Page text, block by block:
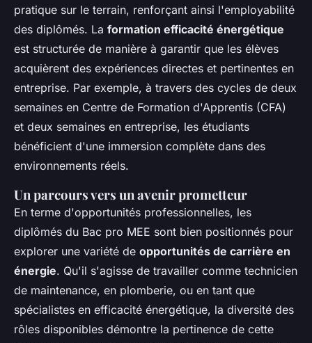
pratique sur le terrain, renforçant ainsi l'employabilité
des diplômés. La formation efficacité énergétique
est structurée de manière à garantir que les élèves
acquièrent des expériences directes et pertinentes en
entreprise. Par exemple, à travers des cycles de deux
semaines en Centre de Formation d'Apprentis (CFA)
et deux semaines en entreprise, les étudiants
bénéficient d'une immersion complète dans des
environnements réels.
Un parcours vers un avenir prometteur
En terme d'opportunités professionnelles, les
diplômés du Bac pro MEE sont bien positionnés pour
explorer une variété de opportunités de carrière en
énergie. Qu'il s'agisse de travailler comme technicien
de maintenance, en plomberie, ou en tant que
spécialistes en efficacité énergétique, la diversité des
rôles disponibles démontre la pertinence de cette